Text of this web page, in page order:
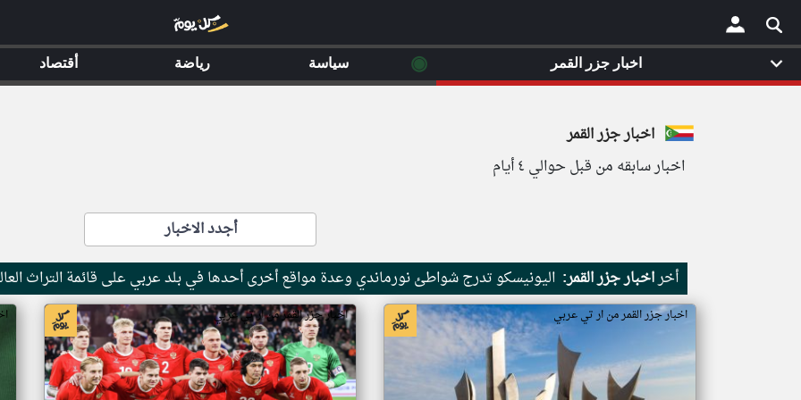
×
اخبار جزر القمر
اخبار سابقه من قبل حوالي ٤ أيام
أجدد الاخبار
أخراخبار جزر القمر: اليونيسكو تدرج شواطئ نورماندي وعدة مواقع أخرى أحدها في بلد عربي على قائمة التراث
اخبار جزر القمر من ار تي عربي اخبار جزر القمر من ار تي عربي
اخبار جزر القمر ◉ سياسة رياضة أقتصاد